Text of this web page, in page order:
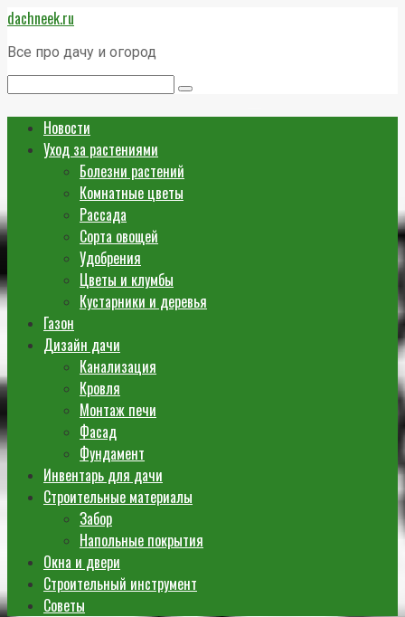
Перейти
к
контенту
dachneek.ru
Все про дачу и огород
Новости
Уход за растениями
Болезни растений
Комнатные цветы
Рассада
Сорта овощей
Удобрения
Цветы и клумбы
Кустарники и деревья
Газон
Дизайн дачи
Канализация
Кровля
Монтаж печи
Фасад
Фундамент
Инвентарь для дачи
Строительные материалы
Забор
Напольные покрытия
Окна и двери
Строительный инструмент
Советы